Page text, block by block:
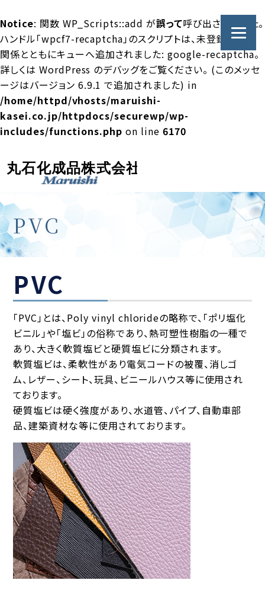
Notice: 関数 WP_Scripts::add が誤って呼び出されました。
ハンドル「wpcf7-recaptcha」のスクリプトは、未登録の依存
関係とともにキューへ追加されました: google-recaptcha。
詳しくは WordPress のデバッグをご覧ください。 (このメッセ
ージはバージョン 6.9.1 で追加されました) in
/home/httpd/vhosts/maruishi-
kasei.co.jp/httpdocs/securewp/wp-
includes/functions.php on line 6170
PVC
PVC
「PVC」とは、Poly vinyl chlorideの略称で、「ポリ塩化
ビニル」や「塩ビ」の俗称であり、熱可塑性樹脂の一種で
あり、大きく軟質塩ビと硬質塩ビに分類されます。
軟質塩ビは、柔軟性があり電気コードの被覆、消しゴ
ム、レザー、シート、玩具、ビニールハウス等に使用され
ております。
硬質塩ビは硬く強度があり、水道管、パイプ、自動車部
品、建築資材な等に使用されております。